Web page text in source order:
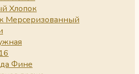
Хлопок
Мерсеризованный
Фине